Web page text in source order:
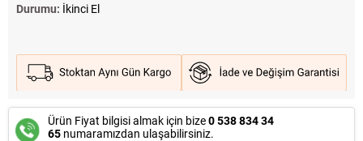
Durumu: İkinci El
Ürün Fiyat bilgisi almak için bize0 538 834 34
65 numaramızdan ulaşabilirsiniz.